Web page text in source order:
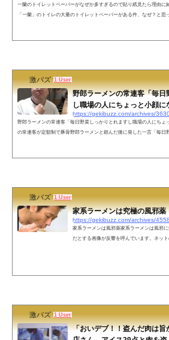
一蘭のトイレットペーパーがなぜか多すぎるので貼り紙見たら理由に
「一蘭」のトイレの大量のトイレットペーパーがある件、なぜ？と思
激バズ 1 User
野郎ラーメンの常連客「毎日
し職場の人にちょっと小顔に
https://gekibuzz.com/archives/
野郎ラーメンの常連客「毎日野菜しっかりとれますし職場の人にちょ
の常連客が定額制で豚骨野郎ラーメンと頼んだ後に発した一言「毎日
激バズ 1 User
家系ラーメンは究極の風邪薬
https://gekibuzz.com/archives/4558
家系ラーメンは風邪薬家系ラーメンは風邪
だとする画像が反響を呼んでいます。ネッ
激バズ 1 User
「おいデブ！！盗んだ肉は旨